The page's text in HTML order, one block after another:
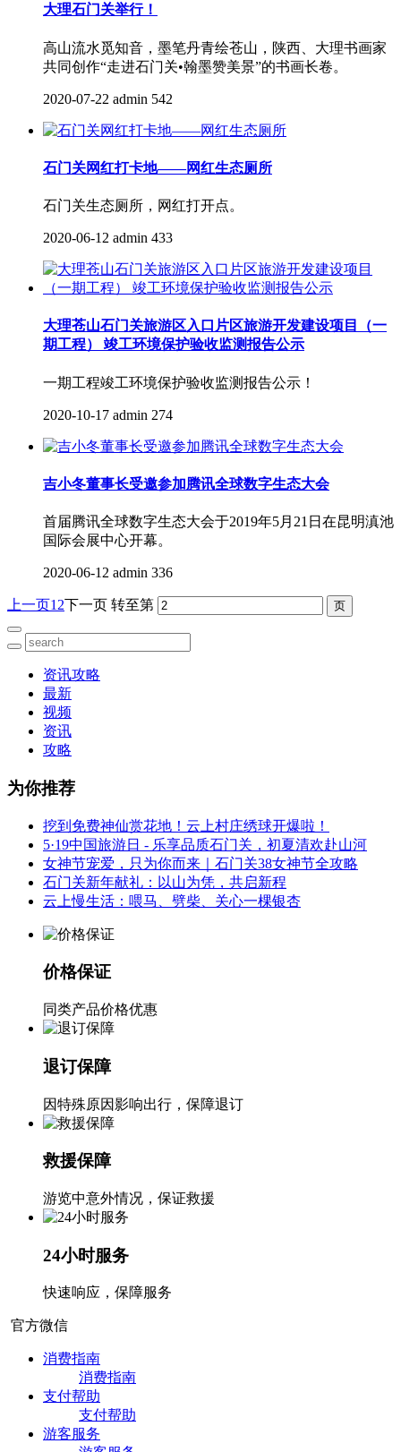
大理石门关举行！
高山流水觅知音，墨笔丹青绘苍山，陕西、大理书画家
共同创作“走进石门关•翰墨赞美景”的书画长卷。
2020-07-22 admin 542
石门关网红打卡地——网红生态厕所
石门关生态厕所，网红打开点。
2020-06-12 admin 433
大理苍山石门关旅游区入口片区旅游开发建设项目（一
期工程） 竣工环境保护验收监测报告公示
一期工程竣工环境保护验收监测报告公示！
2020-10-17 admin 274
吉小冬董事长受邀参加腾讯全球数字生态大会
首届腾讯全球数字生态大会于2019年5月21日在昆明滇池
国际会展中心开幕。
2020-06-12 admin 336
上一页1 2下一页 转至第
资讯攻略
最新
视频
资讯
攻略
为你推荐
挖到免费神仙赏花地！云上村庄绣球开爆啦！
5·19中国旅游日 - 乐享品质石门关，初夏清欢赴山河
女神节宠爱，只为你而来｜石门关38女神节全攻略
石门关新年献礼：以山为凭，共启新程
云上慢生活：喂马、劈柴、关心一棵银杏
价格保证
同类产品价格优惠
退订保障
因特殊原因影响出行，保障退订
救援保障
游览中意外情况，保证救援
24小时服务
快速响应，保障服务
官方微信
消费指南
消费指南
支付帮助
支付帮助
游客服务